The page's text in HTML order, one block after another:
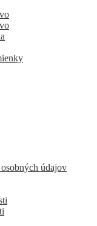
údajov